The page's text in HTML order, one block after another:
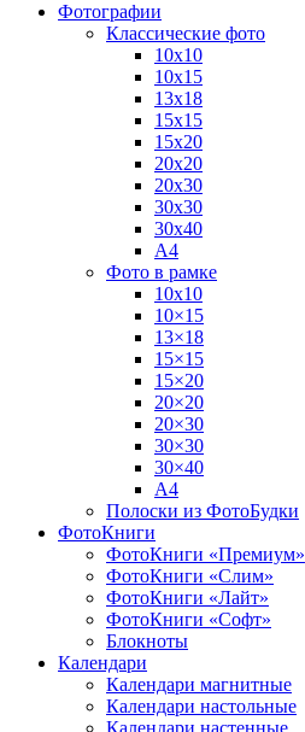
Фотографии
Классические фото
10х10
10х15
13х18
15х15
15х20
20х20
20х30
30х30
30х40
А4
Фото в рамке
10х10
10×15
13×18
15×15
15×20
20×20
20×30
30×30
30×40
A4
Полоски из ФотоБудки
ФотоКниги
ФотоКниги «Премиум»
ФотоКниги «Слим»
ФотоКниги «Лайт»
ФотоКниги «Софт»
Блокноты
Календари
Календари магнитные
Календари настольные